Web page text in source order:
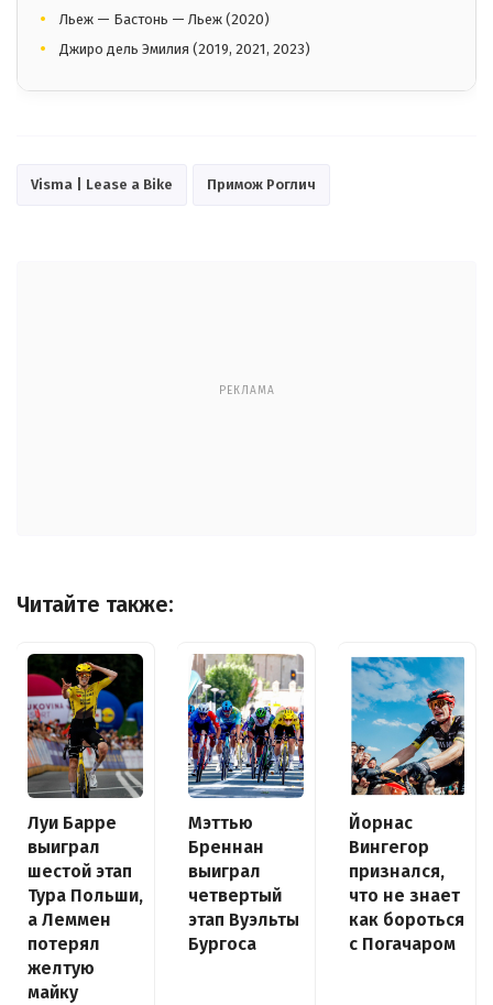
Льеж — Бастонь — Льеж (2020)
Джиро дель Эмилия (2019, 2021, 2023)
Visma | Lease a Bike Примож Роглич
РЕКЛАМА
Читайте также:
Луи Барре
выиграл
шестой этап
Тура Польши,
а Леммен
потерял
желтую
майку
Мэттью
Бреннан
выиграл
четвертый
этап Вуэльты
Бургоса
Йорнас
Вингегор
признался,
что не знает
как бороться
с Погачаром